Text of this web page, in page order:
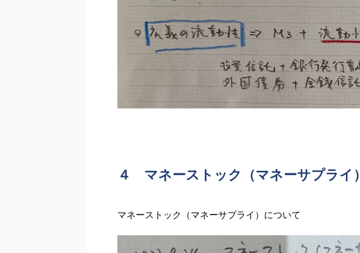
４ マネーストック（マネーサプライ）
マネーストック（マネーサプライ）について